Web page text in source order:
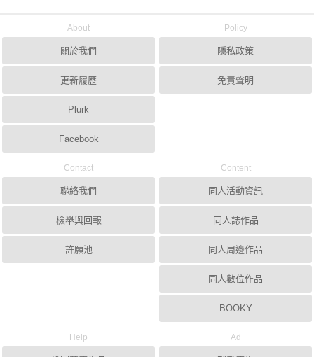
About
關於我們
更新履歷
Plurk
Facebook
Policy
隱私政策
免責聲明
Contact
聯絡我們
檢舉與回報
許願池
Content
同人活動資訊
同人誌作品
同人周邊作品
同人數位作品
BOOKY
Help Ad